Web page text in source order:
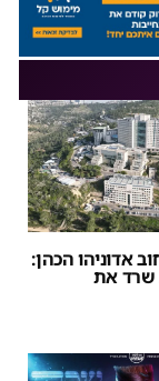
אדוניהו הכהן:
שרד את